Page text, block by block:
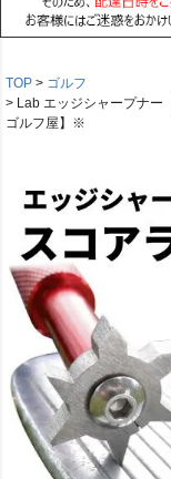
TOP
ゴルフ
Lab エッジシャープナー
ゴルフ屋】※